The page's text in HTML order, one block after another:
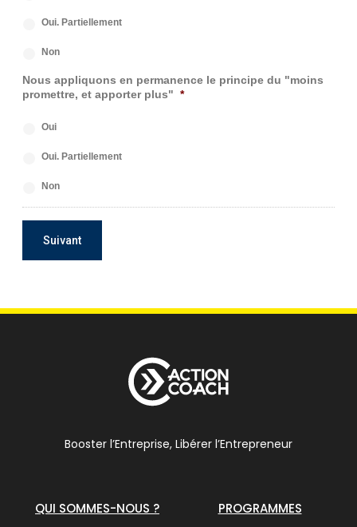
Oui. Partiellement
Non
Nous appliquons en permanence le principe du "moins
promettre, et apporter plus" *
Oui
Oui. Partiellement
Non
Booster l’Entreprise, Libérer l’Entrepreneur
QUI SOMMES-NOUS ? PROGRAMMES